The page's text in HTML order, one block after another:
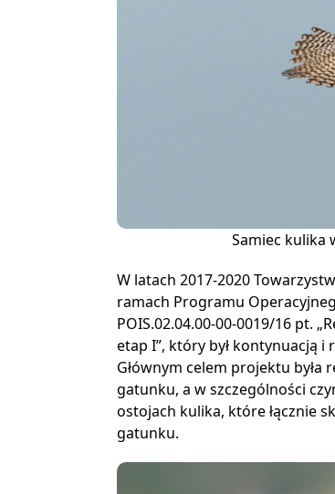
Samiec kulika
W latach 2017-2020
ramach Programu
POIS.02.04.00-00-0019/16 pt.
etap I”, który był kontynuacją i
Głównym celem projektu
gatunku, a w szczególności
ostojach kulika, które łącznie
gatunku.